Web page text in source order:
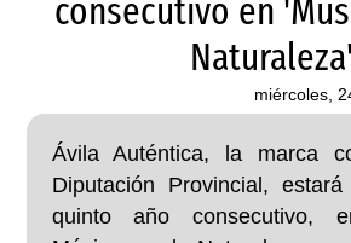
consecutivo en
Naturaleza'
miércoles,
Ávila Auténtica, la marca
Diputación Provincial,
quinto año consecutivo,